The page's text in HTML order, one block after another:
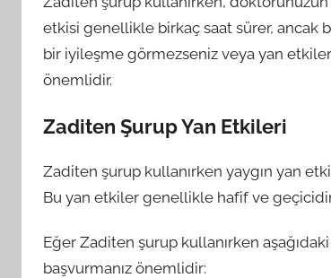
etkisi genellikle birkaç saat sürer, ancak
bir iyileşme görmezseniz veya yan
önemlidir.
Zaditen Şurup Yan Etkileri
Zaditen şurup kullanırken yaygın yan
Bu yan etkiler genellikle hafif ve
Eğer Zaditen şurup kullanırken
başvurmanız önemlidir: